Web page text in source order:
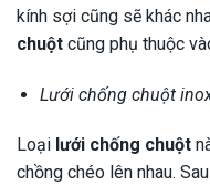
kính sợi cũng sẽ khác
chuột cũng phụ thuộc
Lưới chống chuột
Loại lưới chống chuột
chồng chéo lên nhau.